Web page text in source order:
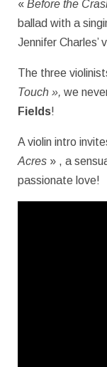
« Before the
ballad with a
Jennifer Charles’
The three
Touch », we
Fields!
A violin intro
Acres » , a
passionate love!